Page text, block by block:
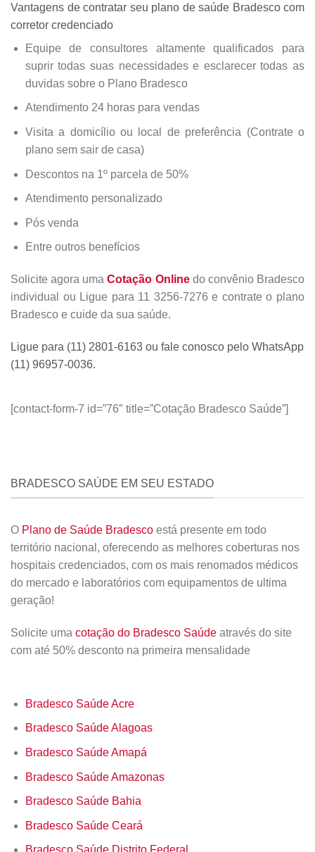
Vantagens de contratar seu plano de saúde Bradesco com
corretor credenciado
Equipe de consultores altamente qualificados para
suprir todas suas necessidades e esclarecer todas as
duvidas sobre o Plano Bradesco
Atendimento 24 horas para vendas
Visita a domicílio ou local de preferência (Contrate o
plano sem sair de casa)
Descontos na 1º parcela de 50%
Atendimento personalizado
Pós venda
Entre outros benefícios
Solicite agora umaCotação Onlinedo convênio Bradesco
individual ou Ligue para 11 3256-7276 e contrate o plano
Bradesco e cuide da sua saúde.
Ligue para (11) 2801-6163 ou fale conosco pelo WhatsApp
(11) 96957-0036.
[contact-form-7 id=”76″ title=”Cotação Bradesco Saúde”]
BRADESCO SAÚDE EM SEU ESTADO
O Plano de Saúde Bradesco está presente em todo
território nacional, oferecendo as melhores coberturas nos
hospitais credenciados, com os mais renomados médicos
do mercado e laboratórios com equipamentos de ultima
geração!
Solicite uma cotação do Bradesco Saúde através do site
com até 50% desconto na primeira mensalidade
Bradesco Saúde Acre
Bradesco Saúde Alagoas
Bradesco Saúde Amapá
Bradesco Saúde Amazonas
Bradesco Saúde Bahia
Bradesco Saúde Ceará